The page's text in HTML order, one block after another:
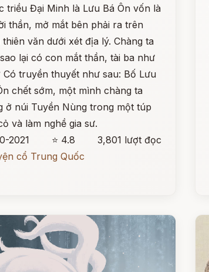
triều Đại Minh là Lưu Bá Ôn vốn là
thần, mở mắt bên phải ra trên
thiên văn dưới xét địa lý. Chàng ta
lại có con mắt thần, tài ba như
Có truyền thuyết như sau: Bố Lưu
chết sớm, một mình chàng ta
ở núi Tuyền Nùng trong một túp
và làm nghề gia sư.
2021
⭐ 4.8
3,801 lượt đọc
cổ Trung Quốc